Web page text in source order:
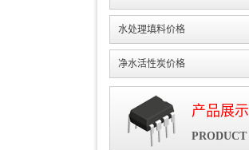
水处理填料价格
净水活性炭价格
产品展示
PRODUCT